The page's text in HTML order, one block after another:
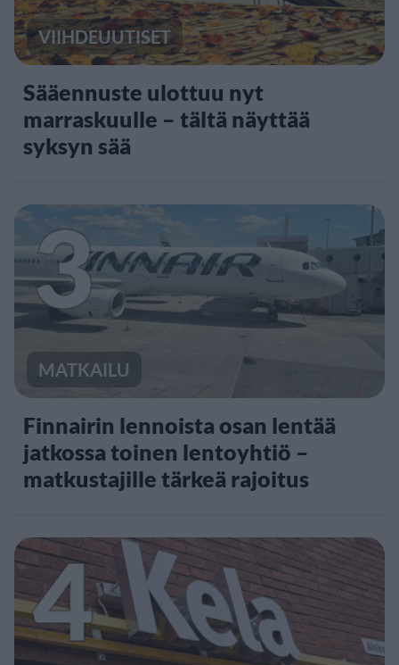
VIIHDEUUTISET
Sääennuste ulottuu nyt
marraskuulle – tältä näyttää
syksyn sää
3
MATKAILU
Finnairin lennoista osan lentää
jatkossa toinen lentoyhtiö –
matkustajille tärkeä rajoitus
4